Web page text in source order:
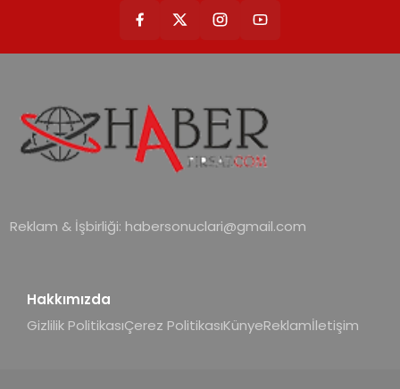
Reklam & İşbirliği: habersonuclari@gmail.com
Hakkımızda
Gizlilik PolitikasıÇerez PolitikasıKünyeReklamİletişim